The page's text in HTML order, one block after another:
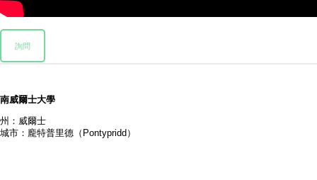
詢問
南威爾士大學
州：威爾士
城市：龐特普里德（Pontypridd）